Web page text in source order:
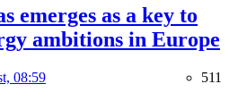
emerges as a key to
ambitions in Europe
08:59 511